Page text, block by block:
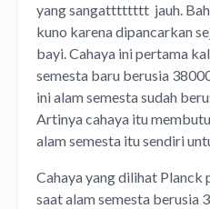
yang sangatttttttt jauh.
kuno karena dipancarkan
bayi. Cahaya ini pertama
semesta baru berusia
ini alam semesta sudah
Artinya cahaya itu
alam semesta itu sendiri
Cahaya yang dilihat
saat alam semesta berusia